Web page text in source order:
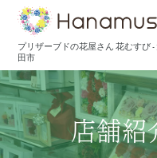
プリザーブドの花屋さん 花むすび -
田市
店舗紹